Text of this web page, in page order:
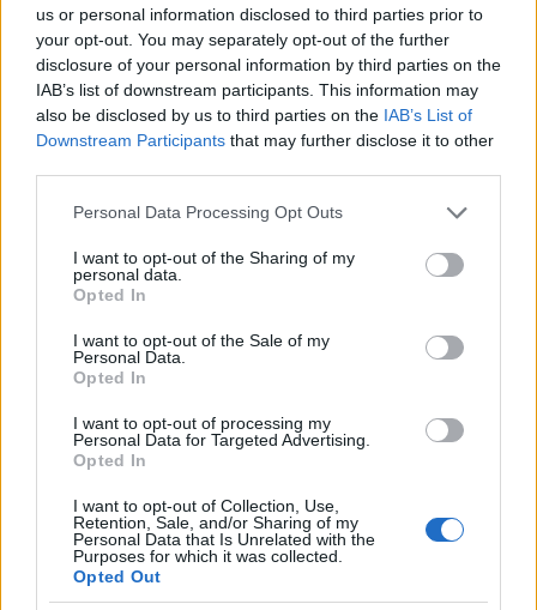
us or personal information disclosed to third parties prior to
your opt-out. You may separately opt-out of the further
disclosure of your personal information by third parties on the
IAB’s list of downstream participants. This information may
also be disclosed by us to third parties on the IAB’s List of
Downstream Participants that may further disclose it to other
Please note that this website/app uses one or more Google
not limited to your visit or usage behaviour. You may click to
grant or deny consent to Google and its third-party tags to
use your data for below specified purposes in below Google
consent section.
Personal Data Processing Opt Outs
I want to opt-out of the Sharing of my
personal data.
Opted In
I want to opt-out of the Sale of my
Personal Data.
Opted In
I want to opt-out of processing my
Personal Data for Targeted Advertising.
Opted In
I want to opt-out of Collection, Use,
Retention, Sale, and/or Sharing of my
Personal Data that Is Unrelated with the
Purposes for which it was collected.
Opted Out